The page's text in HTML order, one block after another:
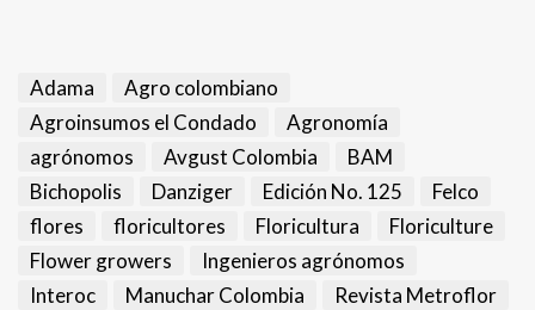
Adama
Agro colombiano
Agroinsumos el Condado
Agronomía
agrónomos
Avgust Colombia
BAM
Bichopolis
Danziger Edición No. 125
Felco
flores
floricultores Floricultura
Floriculture
Flower growers
Ingenieros agrónomos
Interoc
Manuchar Colombia
Revista Metroflor